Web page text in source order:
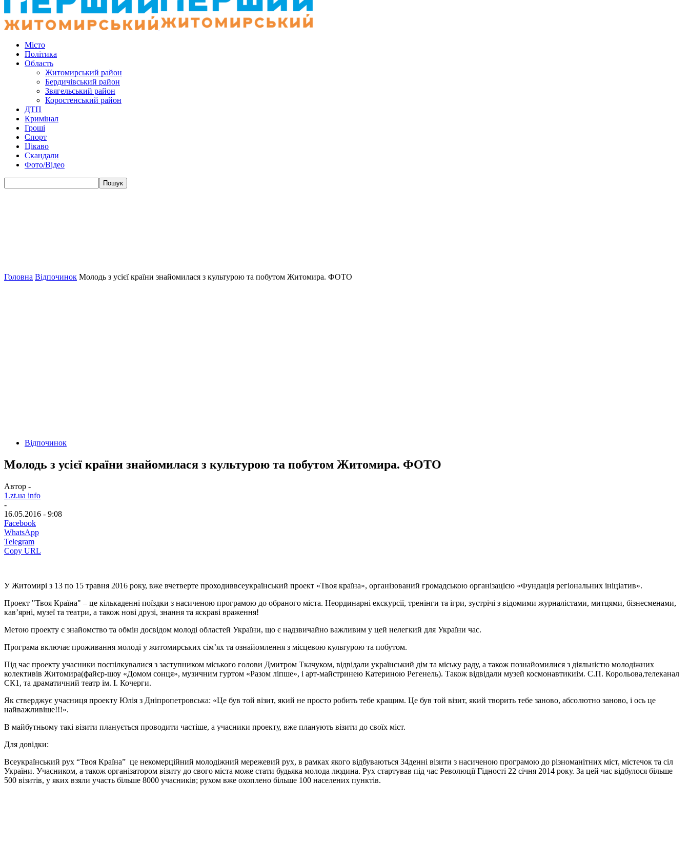
Місто
Політика
Область
Житомирський район
Бердичівський район
Звягельський район
Коростенський район
ДТП
Кримінал
Гроші
Спорт
Цікаво
Скандали
Фото/Відео
Головна Відпочинок Молодь з усієї країни знайомилася з культурою та побутом Житомира. ФОТО
Відпочинок
Молодь з усієї країни знайомилася з культурою та побутом Житомира. ФОТО
Автор -
1.zt.ua info
-
16.05.2016 - 9:08
Facebook
WhatsApp
Telegram
Copy URL
У Житомирі з 13 по 15 травня 2016 року, вже вчетверте проходиввсеукраїнський проект «Твоя країна», організований громадською організацією «Фундація регіональних ініціатив».
Проект "Твоя Країна" – це кількаденні поїздки з насиченою програмою до обраного міста. Неординарні екскурсії, тренінги та ігри, зустрічі з відомими журналістами, митцями, бізнесменами,
кав’ярні, музеї та театри, а також нові друзі, знання та яскраві враження!
Метою проекту є знайомство та обмін досвідом молоді областей України, що є надзвичайно важливим у цей нелегкий для України час.
Програма включає проживання молоді у житомирських сім’ях та ознайомлення з місцевою культурою та побутом.
Під час проекту учасники поспілкувалися з заступником міського голови Дмитром Ткачуком, відвідали український дім та міську раду, а також познайомилися з діяльністю молодіжних
колективів Житомира(файєр-шоу «Домом сонця», музичним гуртом «Разом ліпше», і арт-майстринею Катериною Регенель). Також відвідали музей космонавтикиім. С.П. Корольова,телеканал
СК1, та драматичний театр ім. І. Кочерги.
Як стверджує учасниця проекту Юлія з Дніпропетровська: «Це був той візит, який не просто робить тебе кращим. Це був той візит, який творить тебе заново, абсолютно заново, і ось це
найважливіше!!!».
В майбутньому такі візити планується проводити частіше, а учасники проекту, вже планують візити до своїх міст.
Для довідки:
Всеукраїнський рух “Твоя Країна” ­ це некомерційний молодіжний мережевий рух, в рамках якого відбуваються 3­4­денні візити з насиченою програмою до різноманітних міст, містечок та сіл
України. Учасником, а також організатором візиту до свого міста може стати будь­яка молода людина. Рух стартував під час Революції Гідності 22 січня 2014 року. За цей час відбулося більше
500 візитів, у яких взяли участь більше 8000 учасників; рухом вже охоплено більше 100 населених пунктів.